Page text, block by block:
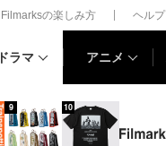
Filmarksの楽しみ方 ヘルプ
ドラマ アニメ
9 10